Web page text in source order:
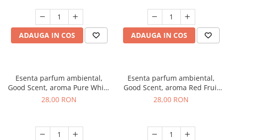
ADAUGA IN COS ADAUGA IN COS
Esenta parfum ambiental,
Good Scent, aroma Pure White
Musc, 20 g
28,00 RON
Esenta parfum ambiental,
Good Scent, aroma Red Fruit
Bubble, 20 g
28,00 RON